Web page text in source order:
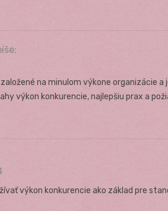
na minulom výkone organizácie
výkon konkurencie, najlepšiu prax a
výkon konkurencie ako základ pre